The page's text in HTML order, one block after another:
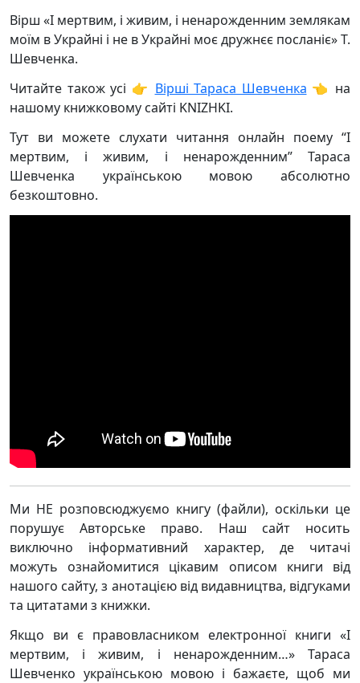
Вірш «І мертвим, і живим, і ненарожденним землякам
моїм в Украйні і не в Украйні моє дружнєє посланіє» Т.
Шевченка.
Читайте також усі 👉 Вірші Тараса Шевченка 👈 на
нашому книжковому сайті KNIZHKI.
Тут ви можете слухати читання онлайн поему “І
мертвим, і живим, і ненарожденним” Тараса
Шевченка українською мовою абсолютно
безкоштовно.
Ми НЕ розповсюджуємо книгу (файли), оскільки це
порушує Авторське право. Наш сайт носить
виключно інформативний характер, де читачі
можуть ознайомитися цікавим описом книги від
нашого сайту, з анотацією від видавництва, відгуками
та цитатами з книжки.
Якщо ви є правовласником електронної книги «І
мертвим, і живим, і ненарожденним…» Тараса
Шевченко українською мовою і бажаєте, щоб ми